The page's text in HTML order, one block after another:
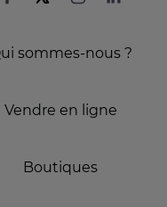
sommes-nous ?
Vendre en ligne
Boutiques